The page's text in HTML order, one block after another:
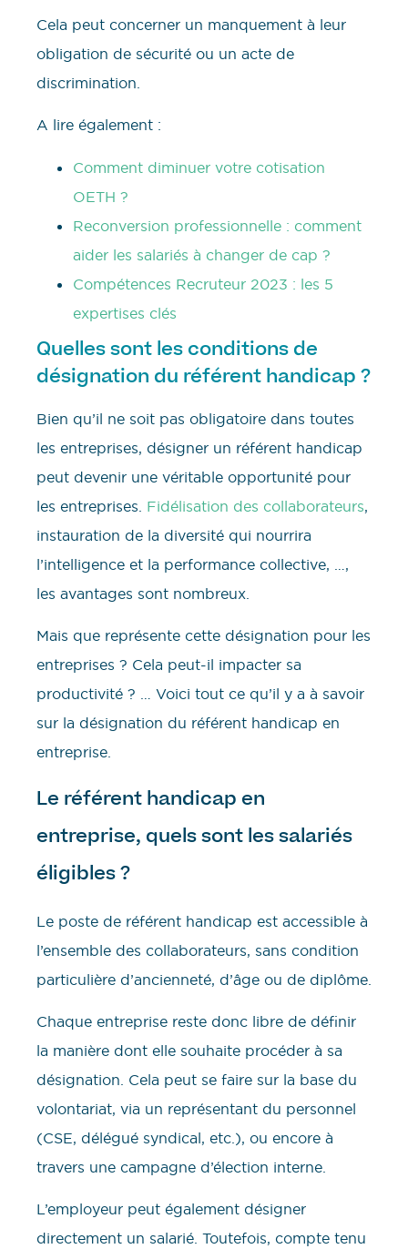
Cela peut concerner un manquement à leur
obligation de sécurité ou un acte de
discrimination.
A lire également :
Comment diminuer votre cotisation
OETH ?
Reconversion professionnelle : comment
aider les salariés à changer de cap ?
Compétences Recruteur 2023 : les 5
expertises clés
Quelles sont les conditions de
désignation du référent handicap ?
Bien qu’il ne soit pas obligatoire dans toutes
les entreprises, désigner un référent handicap
peut devenir une véritable opportunité pour
les entreprises. Fidélisation des collaborateurs,
instauration de la diversité qui nourrira
l’intelligence et la performance collective, …,
les avantages sont nombreux.
Mais que représente cette désignation pour les
entreprises ? Cela peut-il impacter sa
productivité ? … Voici tout ce qu’il y a à savoir
sur la désignation du référent handicap en
entreprise.
Le référent handicap en
entreprise, quels sont les salariés
éligibles ?
Le poste de référent handicap est accessible à
l’ensemble des collaborateurs, sans condition
particulière d’ancienneté, d’âge ou de diplôme.
Chaque entreprise reste donc libre de définir
la manière dont elle souhaite procéder à sa
désignation. Cela peut se faire sur la base du
volontariat, via un représentant du personnel
(CSE, délégué syndical, etc.), ou encore à
travers une campagne d’élection interne.
L’employeur peut également désigner
directement un salarié. Toutefois, compte tenu